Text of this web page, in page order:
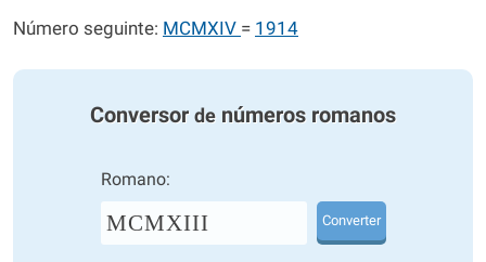
Número seguinte: MCMXIV = 1914
Conversor de números romanos
Romano:
MCMXIII Converter